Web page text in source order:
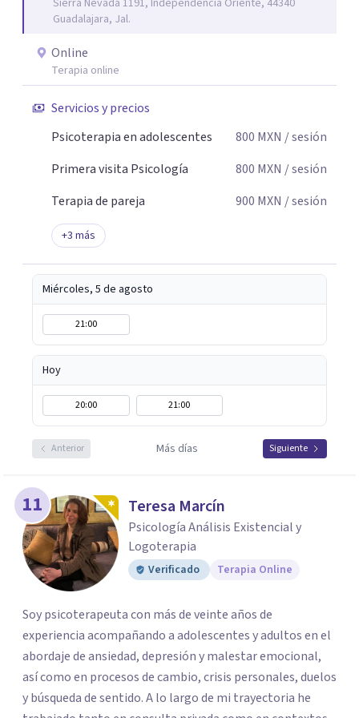
pareja -Terapia con adolescentes
Sierra Nevada 1191, Independencia Oriente, 44340
Guadalajara, Jal.
Online
Terapia online
Servicios y precios
Psicoterapia en adolescentes
800 MXN / sesión
Primera visita Psicología
800 MXN / sesión
Terapia de pareja
900 MXN / sesión
+3 más
Miércoles, 5 de agosto
21:00
Hoy
20:00 21:00
Anterior Más días Siguiente
11 Teresa Marcín
Psicología Análisis Existencial y
Logoterapia
Verificado Terapia Online
Soy psicoterapeuta con más de veinte años de
experiencia acompañando a adolescentes y adultos en el
abordaje de ansiedad, depresión y malestar emocional,
así como en procesos de cambio, crisis personales, duelos
y búsqueda de sentido. A lo largo de mi trayectoria he